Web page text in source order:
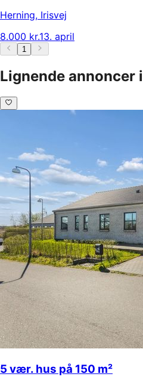
Herning, Irisvej
8.000 kr.13. april
1
Lignende annoncer
5 vær. hus på 150 m²